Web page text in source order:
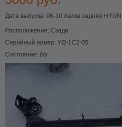
Дата выпуска: 06-10 балка задняя
Расположение: Сзади
Серийный номер: YQ-1C2-05
Состояние: б/у